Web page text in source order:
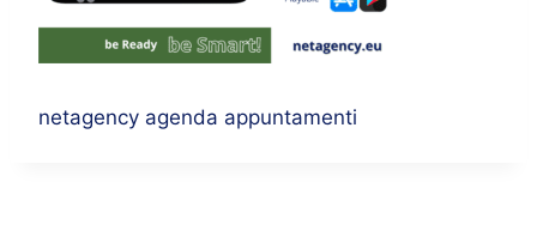
netagency agenda appuntamenti